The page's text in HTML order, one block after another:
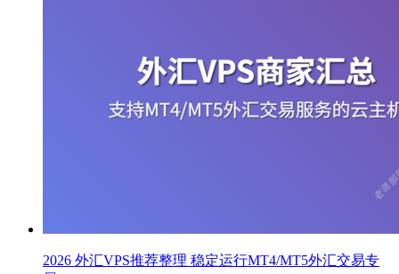
2026 外汇VPS推荐整理 稳定运行MT4/MT5外汇交易专